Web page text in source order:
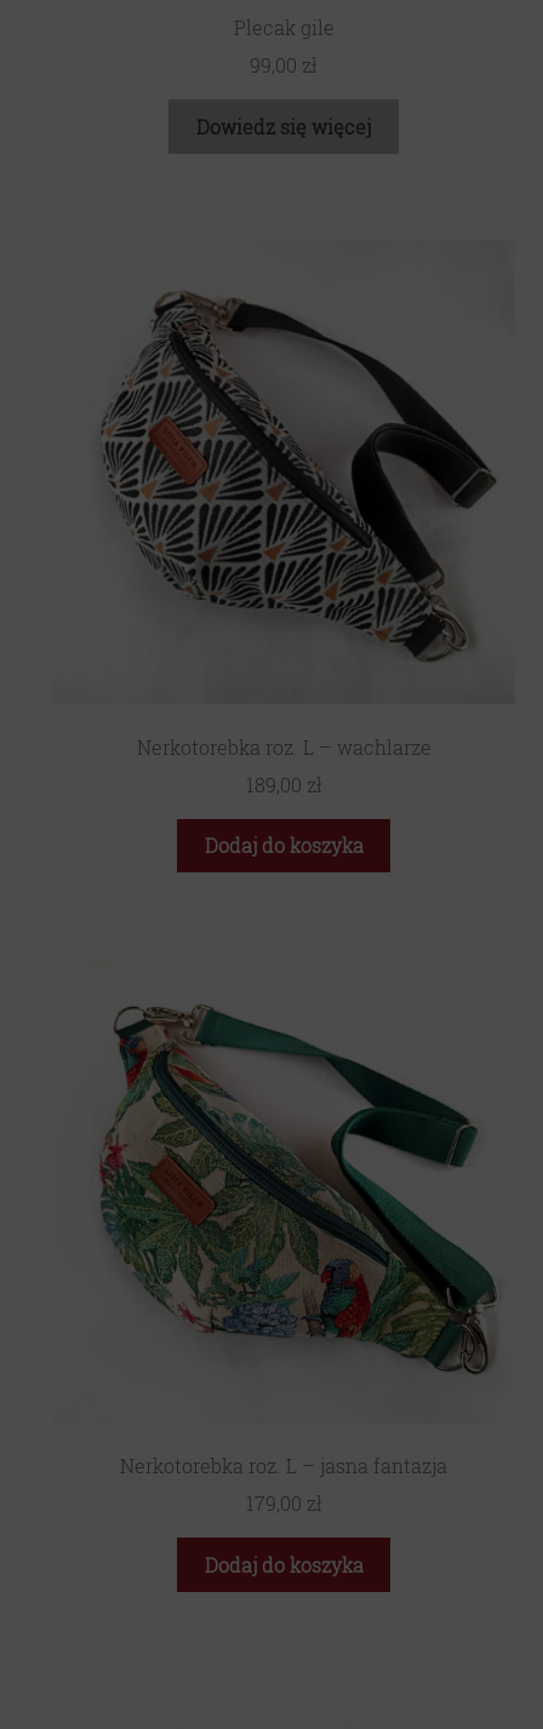
Plecak gile
99,00 zł
Dowiedz się więcej
Nerkotorebka roz. L – wachlarze
189,00 zł
Dodaj do koszyka
Nerkotorebka roz. L – jasna fantazja
179,00 zł
Dodaj do koszyka